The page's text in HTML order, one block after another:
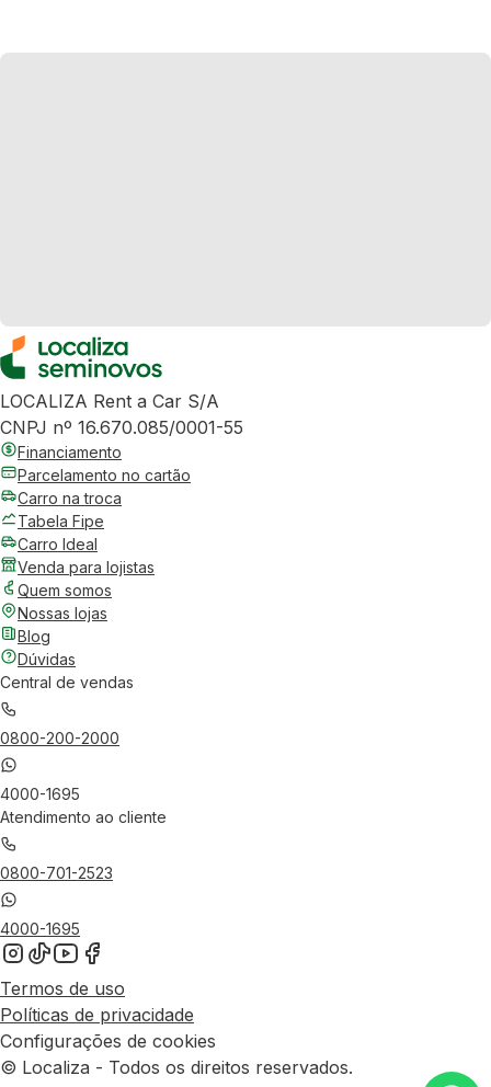
LOCALIZA Rent a Car S/A
CNPJ nº 16.670.085/0001-55
Financiamento
Parcelamento no cartão
Carro na troca
Tabela Fipe
Carro Ideal
Venda para lojistas
Quem somos
Nossas lojas
Blog
Dúvidas
Central de vendas
0800-200-2000
4000-1695
Atendimento ao cliente
0800-701-2523
4000-1695
Termos de uso
Políticas de privacidade
Configurações de cookies
© Localiza - Todos os direitos reservados.